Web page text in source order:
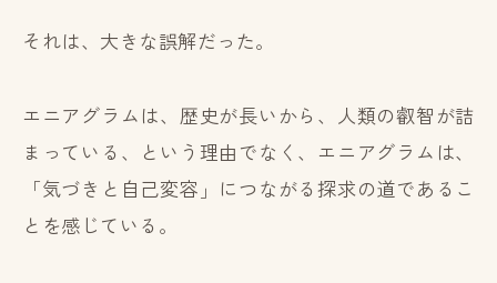
それは、大きな誤解だった。
エニアグラムは、歴史が長いから、人類の叡智が詰
まっている、という理由でなく、エニアグラムは、
「気づきと自己変容」につながる探求の道であるこ
とを感じている。